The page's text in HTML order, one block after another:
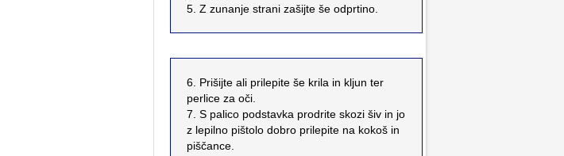
5. Z zunanje strani zašijte še odprtino.
6. Prišijte ali prilepite še krila in kljun ter
perlice za oči.
7. S palico podstavka prodrite skozi šiv in jo
z lepilno pištolo dobro prilepite na kokoš in
piščance.